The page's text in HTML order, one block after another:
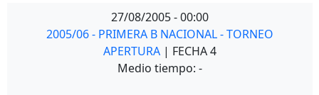
27/08/2005 - 00:00
2005/06 - PRIMERA B NACIONAL - TORNEO
APERTURA | FECHA 4
Medio tiempo: -